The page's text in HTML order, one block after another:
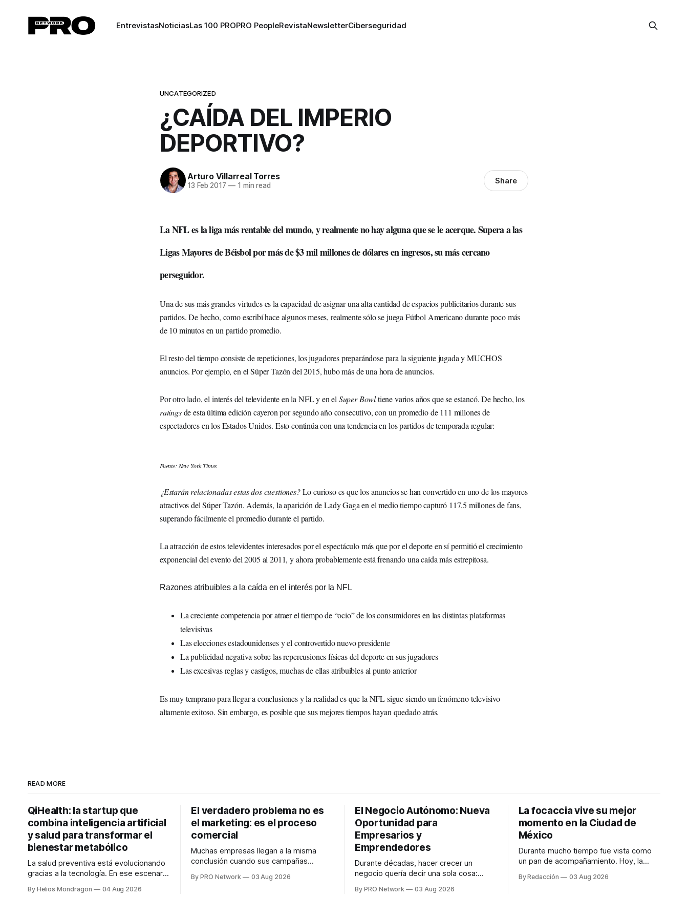
EntrevistasNoticiasLas 100 PROPRO PeopleRevistaNewsletterCiberseguridad
UNCATEGORIZED
¿CAÍDA DEL IMPERIO
DEPORTIVO?
Arturo Villarreal Torres
13 Feb 2017 —1 min read Share
La NFL es la liga más rentable del mundo, y realmente no hay alguna que se le acerque. Supera a las
Ligas Mayores de Béisbol por más de $3 mil millones de dólares en ingresos, su más cercano
perseguidor.
Una de sus más grandes virtudes es la capacidad de asignar una alta cantidad de espacios publicitarios durante sus
partidos. De hecho, como escribí hace algunos meses, realmente sólo se juega Fútbol Americano durante poco más
de 10 minutos en un partido promedio.
El resto del tiempo consiste de repeticiones, los jugadores preparándose para la siguiente jugada y MUCHOS
anuncios. Por ejemplo, en el Súper Tazón del 2015, hubo más de una hora de anuncios.
Por otro lado, el interés del televidente en la NFL y en el Super Bowltiene varios años que se estancó. De hecho, los
ratingsde esta última edición cayeron por segundo año consecutivo, con un promedio de 111 millones de
espectadores en los Estados Unidos. Esto continúa con una tendencia en los partidos de temporada regular:
Fuente: New York Times
¿Estarán relacionadas estas dos cuestiones?Lo curioso es que los anuncios se han convertido en uno de los mayores
atractivos del Súper Tazón. Además, la aparición de Lady Gaga en el medio tiempo capturó 117.5 millones de fans,
superando fácilmente el promedio durante el partido.
La atracción de estos televidentes interesados por el espectáculo más que por el deporte en sí permitió el crecimiento
exponencial del evento del 2005 al 2011, y ahora probablemente está frenando una caída más estrepitosa.
Razones atribuibles a la caída en el interés por la NFL
La creciente competencia por atraer el tiempo de “ocio” de los consumidores en las distintas plataformas
televisivas
Las elecciones estadounidenses y el controvertido nuevo presidente
La publicidad negativa sobre las repercusiones físicas del deporte en sus jugadores
Las excesivas reglas y castigos, muchas de ellas atribuibles al punto anterior
Es muy temprano para llegar a conclusiones y la realidad es que la NFL sigue siendo un fenómeno televisivo
altamente exitoso. Sin embargo, es posible que sus mejores tiempos hayan quedado atrás.
READ MORE
QiHealth: la startup que
combina inteligencia artificial
y salud para transformar el
bienestar metabólico
La salud preventiva está evolucionando
gracias a la tecnología. En ese escenario
desarrolla un ecosistema digital capaz
By Helios Mondragon 04 Aug 2026
El verdadero problema no es
el marketing: es el proceso
comercial
Muchas empresas llegan a la misma
conclusión cuando sus campañas
marketing no funciona". Sin embargo,
By PRO Network 03 Aug 2026
El Negocio Autónomo: Nueva
Oportunidad para
Empresarios y
Emprendedores
Durante décadas, hacer crecer un
negocio quería decir una sola cosa:
anuncios, un especialista en marketing
By PRO Network 03 Aug 2026
La focaccia vive su mejor
momento en la Ciudad de
México
Durante mucho tiempo fue vista como
un pan de acompañamiento. Hoy, la
platillos favoritos de quienes buscan
By Redacción 03 Aug 2026